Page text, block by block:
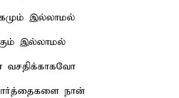
இல்லாமல்
இல்லாமல்
வசதிக்காகவோ
நான்